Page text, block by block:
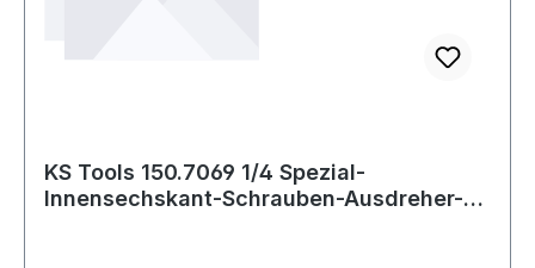
KS Tools 150.7069 1/4 Spezial-
Innensechskant-Schrauben-Ausdreher-